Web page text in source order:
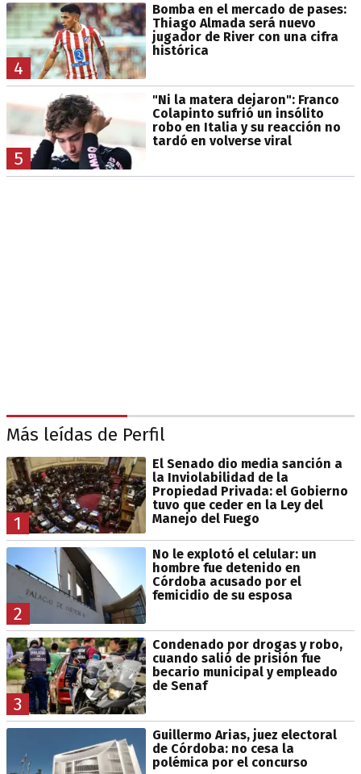
4
Bomba en el mercado de pases:
Thiago Almada será nuevo
jugador de River con una cifra
histórica
5
"Ni la matera dejaron": Franco
Colapinto sufrió un insólito
robo en Italia y su reacción no
tardó en volverse viral
Más leídas de Perfil
1
El Senado dio media sanción a
la Inviolabilidad de la
Propiedad Privada: el Gobierno
tuvo que ceder en la Ley del
Manejo del Fuego
2
No le explotó el celular: un
hombre fue detenido en
Córdoba acusado por el
femicidio de su esposa
3
Condenado por drogas y robo,
cuando salió de prisión fue
becario municipal y empleado
de Senaf
Guillermo Arias, juez electoral
de Córdoba: no cesa la
polémica por el concurso